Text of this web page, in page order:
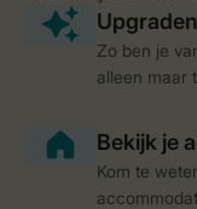
Zo ben je
alleen maar
Kom te